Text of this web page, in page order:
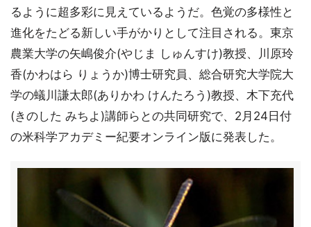
るように超多彩に見えているようだ。色覚の多様性と
進化をたどる新しい手がかりとして注目される。東京
農業大学の矢嶋俊介(やじま しゅんすけ)教授、川原玲
香(かわはら りょうか)博士研究員、総合研究大学院大
学の蟻川謙太郎(ありかわ けんたろう)教授、木下充代
(きのした みちよ)講師らとの共同研究で、2月24日付
の米科学アカデミー紀要オンライン版に発表した。